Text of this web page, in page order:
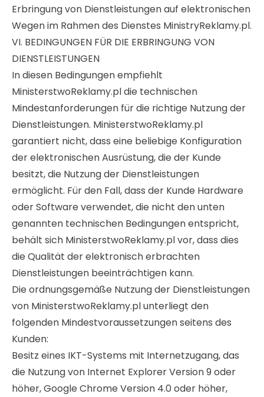
Erbringung von Dienstleistungen auf elektronischen
Wegen im Rahmen des Dienstes MinistryReklamy.pl.
VI. BEDINGUNGEN FÜR DIE ERBRINGUNG VON
DIENSTLEISTUNGEN
In diesen Bedingungen empfiehlt
MinisterstwoReklamy.pl die technischen
Mindestanforderungen für die richtige Nutzung der
Dienstleistungen. MinisterstwoReklamy.pl
garantiert nicht, dass eine beliebige Konfiguration
der elektronischen Ausrüstung, die der Kunde
besitzt, die Nutzung der Dienstleistungen
ermöglicht. Für den Fall, dass der Kunde Hardware
oder Software verwendet, die nicht den unten
genannten technischen Bedingungen entspricht,
behält sich MinisterstwoReklamy.pl vor, dass dies
die Qualität der elektronisch erbrachten
Dienstleistungen beeinträchtigen kann.
Die ordnungsgemäße Nutzung der Dienstleistungen
von MinisterstwoReklamy.pl unterliegt den
folgenden Mindestvoraussetzungen seitens des
Kunden:
Besitz eines IKT-Systems mit Internetzugang, das
die Nutzung von Internet Explorer Version 9 oder
höher, Google Chrome Version 4.0 oder höher,